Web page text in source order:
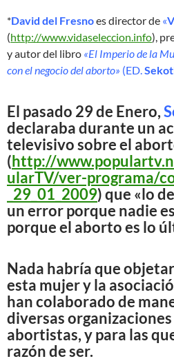
*David del Fresnoes director de «
(http://www.vidaseleccion.info),
y autor del libro «El Imperio de la
con el negocio del aborto» (ED.
El pasado 29 de Enero,
declaraba durante un
televisivo sobre el
(http://
ularTV/ver-programa/
_29_01_2009) que «lo
un error porque nadie
porque el aborto es lo
Nada habría que
esta mujer y la
han colaborado de
diversas
abortistas, y para las
razón de ser.